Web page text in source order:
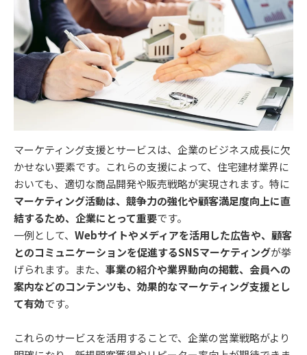
マーケティング支援とサービスは、企業のビジネス成長に欠
かせない要素です。これらの支援によって、住宅建材業界に
おいても、適切な商品開発や販売戦略が実現されます。特に
マーケティング活動は、競争力の強化や顧客満足度向上に直
結するため、企業にとって重要です。
一例として、 Webサイトやメディアを活用した広告や、顧客
とのコミュニケーションを促進するSNSマーケティングが挙
げられます。また、 事業の紹介や業界動向の掲載、会員への
案内などのコンテンツも、効果的なマーケティング支援とし
て有効です。
これらのサービスを活用することで、企業の営業戦略がより